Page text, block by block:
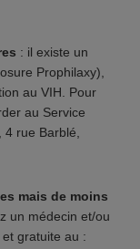
: il existe un
Prophilaxy),
au VIH. Pour
au Service
rue Barblé,
mais de moins
un médecin et/ou
gratuite au :